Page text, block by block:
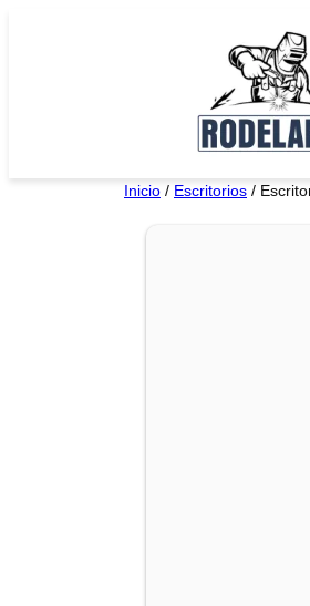
Inicio / Escritorios /